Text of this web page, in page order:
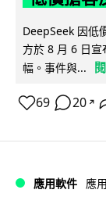
DeepSeek 因低
方於 8 月 6 日
幅。事件與...
69 20 ↗
應用軟件 應